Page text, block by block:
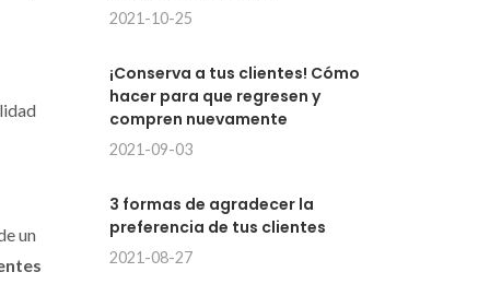
un
2021-10-25
¡Conserva a tus clientes! Cómo
hacer para que regresen y
compren nuevamente
2021-09-03
3 formas de agradecer la
preferencia de tus clientes
2021-08-27